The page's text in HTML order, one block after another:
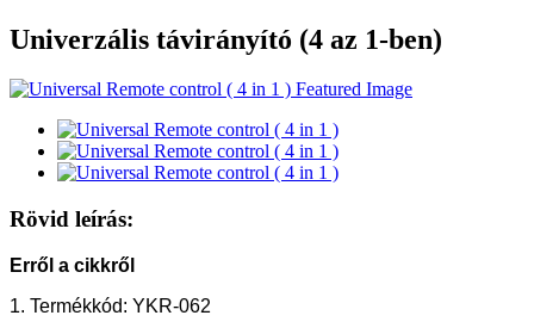
Univerzális távirányító (4 az 1-ben)
Rövid leírás:
Erről a cikkről
1. Termékkód: YKR-062